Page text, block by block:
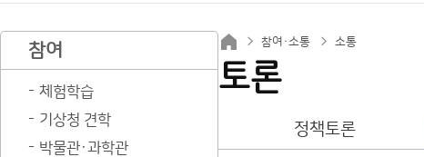
참여
체험학습
기상청 견학
박물관·과학관
참여·소통 소통
토론
정책토론